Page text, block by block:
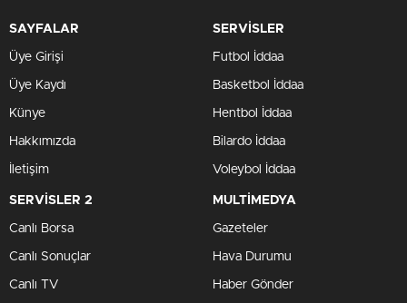
SAYFALAR
Üye Girişi
Üye Kaydı
Künye
Hakkımızda
İletişim
SERVİSLER
Futbol İddaa
Basketbol İddaa
Hentbol İddaa
Bilardo İddaa
Voleybol İddaa
SERVİSLER 2
Canlı Borsa
Canlı Sonuçlar
Canlı TV
MULTİMEDYA
Gazeteler
Hava Durumu
Haber Gönder